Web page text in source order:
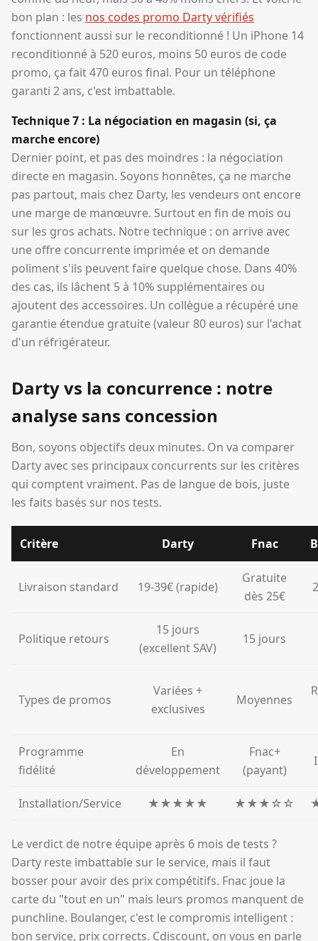
bon plan : les nos codes promo Darty vérifiés
fonctionnent aussi sur le reconditionné ! Un iPhone 14
reconditionné à 520 euros, moins 50 euros de code
promo, ça fait 470 euros final. Pour un téléphone
garanti 2 ans, c'est imbattable.
Technique 7 : La négociation en magasin (si, ça
marche encore)
Dernier point, et pas des moindres : la négociation
directe en magasin. Soyons honnêtes, ça ne marche
pas partout, mais chez Darty, les vendeurs ont encore
une marge de manœuvre. Surtout en fin de mois ou
sur les gros achats. Notre technique : on arrive avec
une offre concurrente imprimée et on demande
poliment s'ils peuvent faire quelque chose. Dans 40%
des cas, ils lâchent 5 à 10% supplémentaires ou
ajoutent des accessoires. Un collègue a récupéré une
garantie étendue gratuite (valeur 80 euros) sur l'achat
d'un réfrigérateur.
Darty vs la concurrence : notre
analyse sans concession
Bon, soyons objectifs deux minutes. On va comparer
Darty avec ses principaux concurrents sur les critères
qui comptent vraiment. Pas de langue de bois, juste
les faits basés sur nos tests.
Critère Darty Fnac
Livraison standard 19-39€ (rapide)
Gratuite
dès 25€
Politique retours
15 jours
(excellent SAV)
15 jours
Types de promos
Variées +
exclusives
Moyennes
Programme
fidélité
En
développement
Fnac+
(payant)
Installation/Service ★★★★★ ★★★☆☆
Le verdict de notre équipe après 6 mois de tests ?
Darty reste imbattable sur le service, mais il faut
bosser pour avoir des prix compétitifs. Fnac joue la
carte du "tout en un" mais leurs promos manquent de
punchline. Boulanger, c'est le compromis intelligent :
bon service, prix corrects. Cdiscount, on vous en parle